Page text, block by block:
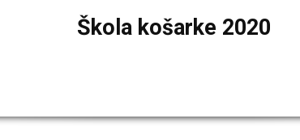
Škola košarke 2020